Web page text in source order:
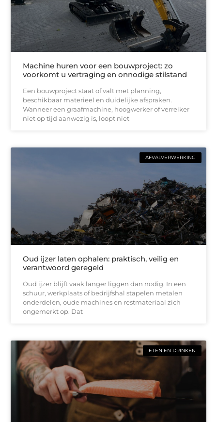
Machine huren voor een bouwproject: zo
voorkomt u vertraging en onnodige stilstand
Een bouwproject staat of valt met planning,
beschikbaar materieel en duidelijke afspraken.
Wanneer een graafmachine, hoogwerker of verreiker
niet op tijd aanwezig is, loopt niet
AFVALVERWERKING
Oud ijzer laten ophalen: praktisch, veilig en
verantwoord geregeld
Oud ijzer blijft vaak langer liggen dan nodig. In een
schuur, werkplaats of bedrijfshal stapelen metalen
onderdelen, oude machines en restmateriaal zich
ongemerkt op. Dat
ETEN EN DRINKEN